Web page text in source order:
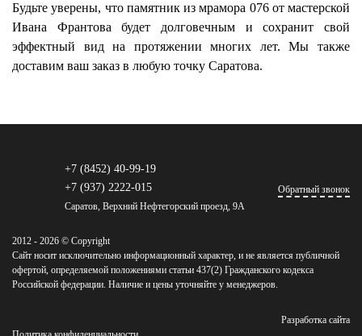
Будьте уверены, что памятник из мрамора 076 от мастерской
Ивана Франтова будет долговечным и сохранит свой
эффектный вид на протяжении многих лет. Мы также
доставим ваш заказ в любую точку Саратова.
+7 (8452) 40-99-19
+7 (937) 2222-015
Саратов, Верхний Нефтегорский проезд, 9А
Обратный звонок
2012 - 2026 © Copyright
Сайт носит исключительно информационный характер, и не является публичной
офертой, определяемой положениями статьи 437(2) Гражданского кодекса
Российской федерации. Наличие и цены уточняйте у менеджеров.
Разработка сайта